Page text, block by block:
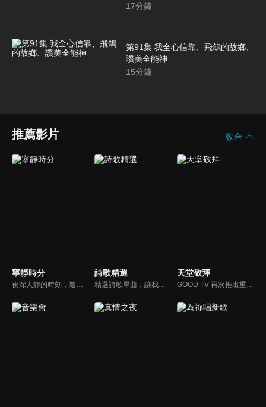
17分鐘
第91集 我全心信靠、飛鴿的故鄉、
讚美全能神
15分鐘
推薦影片 收合
寧靜時分 詩歌精選
精選詩歌單曲，讓我們獻上全心全人的敬拜。
天堂敬拜
GOOD TV 再次推出重量級音樂節目《天堂敬拜》，匯集當代知名音樂人，在敬拜水流中引領觀眾經歷神的同在。期盼觀眾收看時，神的同在降臨、聖靈充滿；透過音樂成為橋樑，讓神同在的氛圍，吸引非基督徒渴望認識神，得著救恩。